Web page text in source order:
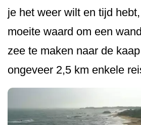
je het weer wilt en tijd
moeite waard om een
zee te maken naar de
ongeveer 2,5 km enkele